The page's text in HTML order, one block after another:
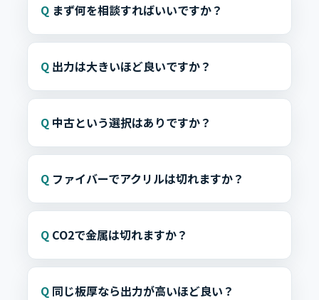
まず何を相談すればいいですか？
出力は大きいほど良いですか？
中古という選択はありですか？
ファイバーでアクリルは切れますか？
CO2で金属は切れますか？
同じ板厚なら出力が高いほど良い？